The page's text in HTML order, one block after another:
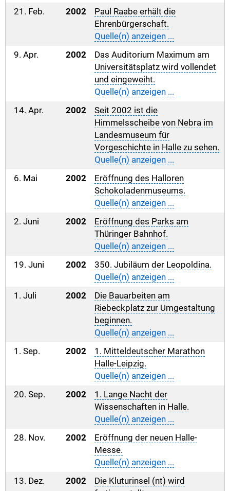
21. Feb.
2002
Paul Raabe erhält die
Ehrenbürgerschaft.
Quelle(n) anzeigen ...
9. Apr.
2002
Das Auditorium Maximum am
Universitätsplatz wird vollendet
und eingeweiht.
Quelle(n) anzeigen ...
14. Apr.
2002
Seit 2002 ist die
Himmelsscheibe von Nebra im
Landesmuseum für
Vorgeschichte in Halle zu sehen.
Quelle(n) anzeigen ...
6. Mai
2002
Eröffnung des Halloren
Schokoladenmuseums.
Quelle(n) anzeigen ...
2. Juni
2002
Eröffnung des Parks am
Thüringer Bahnhof.
Quelle(n) anzeigen ...
19. Juni
2002
350. Jubiläum der Leopoldina.
Quelle(n) anzeigen ...
1. Juli
2002
Die Bauarbeiten am
Riebeckplatz zur Umgestaltung
beginnen.
Quelle(n) anzeigen ...
1. Sep.
2002
1. Mitteldeutscher Marathon
Halle-Leipzig.
Quelle(n) anzeigen ...
20. Sep.
2002
1. Lange Nacht der
Wissenschaften in Halle.
Quelle(n) anzeigen ...
28. Nov.
2002
Eröffnung der neuen Halle-
Messe.
Quelle(n) anzeigen ...
13. Dez.
2002
Die Kluturinsel (nt) wird